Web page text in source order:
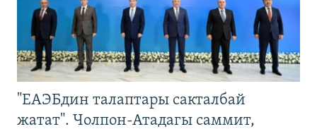
"ЕАЭБдин талаптары сакталбай
жатат". Чолпон-Атадагы саммит,